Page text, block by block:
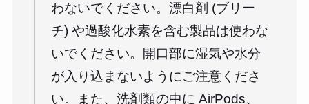
わないでください。漂白剤 (ブリー
チ) や過酸化水素を含む製品は使わな
いでください。開口部に湿気や水分
が入り込まないようにご注意くださ
い。また、洗剤類の中に AirPods、